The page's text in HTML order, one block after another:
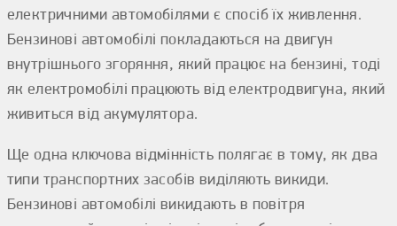
електричними автомобілями є спосіб їх живлення.
Бензинові автомобілі покладаються на двигун
внутрішнього згоряння, який працює на бензині, тоді
як електромобілі працюють від електродвигуна, який
живиться від акумулятора.
Ще одна ключова відмінність полягає в тому, як два
типи транспортних засобів виділяють викиди.
Бензинові автомобілі викидають в повітря